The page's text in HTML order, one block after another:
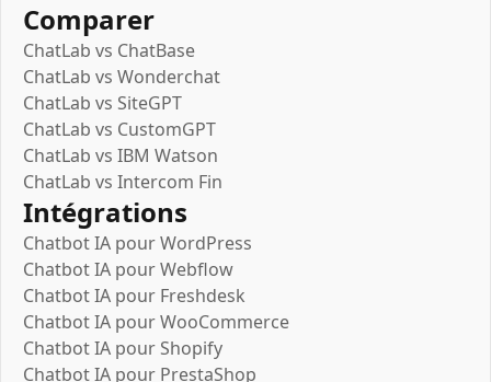
Comparer
ChatLab vs ChatBase
ChatLab vs Wonderchat
ChatLab vs SiteGPT
ChatLab vs CustomGPT
ChatLab vs IBM Watson
ChatLab vs Intercom Fin
Intégrations
Chatbot IA pour WordPress
Chatbot IA pour Webflow
Chatbot IA pour Freshdesk
Chatbot IA pour WooCommerce
Chatbot IA pour Shopify
Chatbot IA pour PrestaShop